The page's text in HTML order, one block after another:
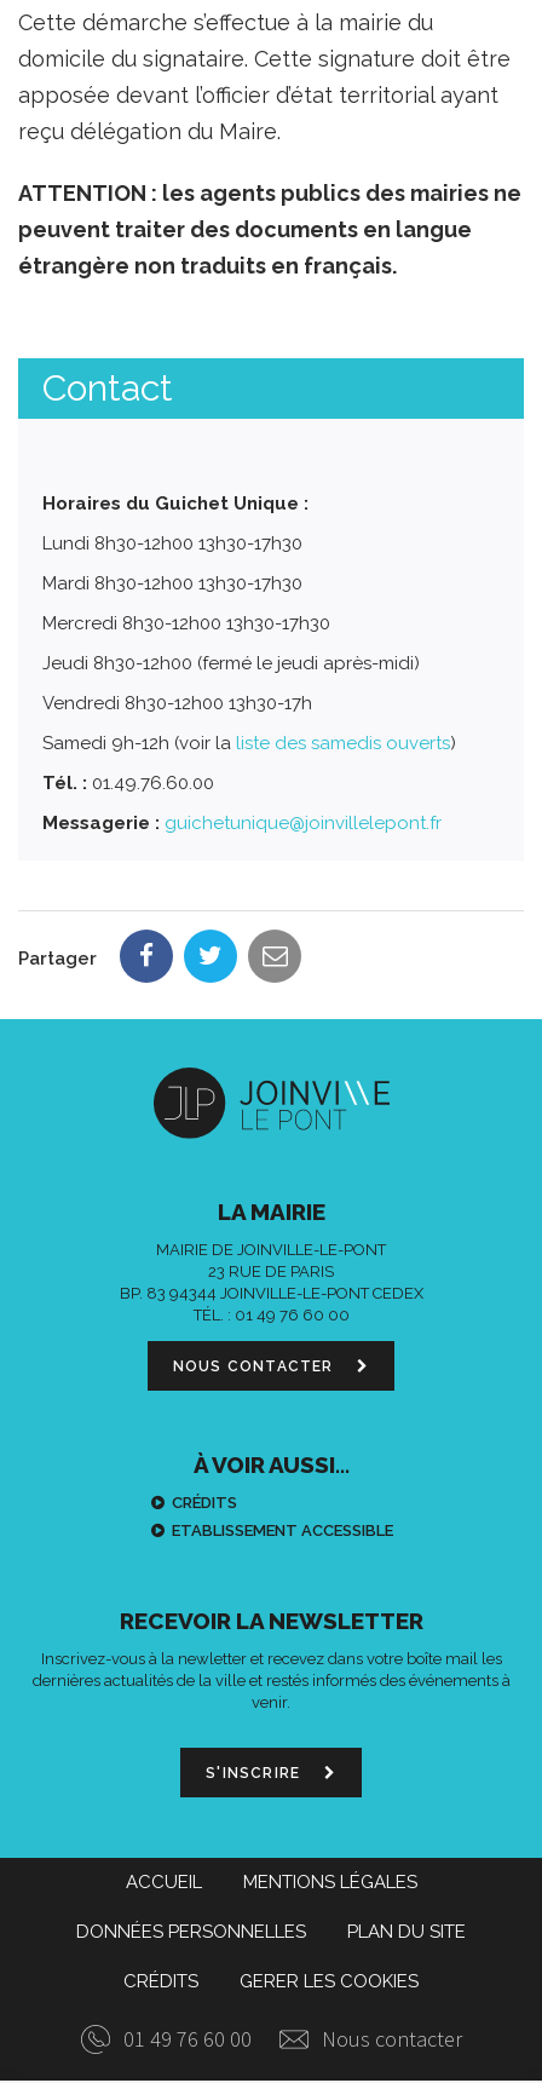
Cette démarche s’effectue à la mairie du
domicile du signataire. Cette signature doit être
apposée devant l’officier d’état territorial ayant
reçu délégation du Maire.
ATTENTION : les agents publics des mairies ne
peuvent traiter des documents en langue
étrangère non traduits en français.
Contact
Horaires du Guichet Unique :
Lundi 8h30-12h00 13h30-17h30
Mardi 8h30-12h00 13h30-17h30
Mercredi 8h30-12h00 13h30-17h30
Jeudi 8h30-12h00 (fermé le jeudi après-midi)
Vendredi 8h30-12h00 13h30-17h
Samedi 9h-12h (voir la liste des samedis ouverts)
Tél. : 01.49.76.60.00
Messagerie : guichetunique@joinvillelepont.fr
Partager
LA MAIRIE
MAIRIE DE JOINVILLE-LE-PONT
23 RUE DE PARIS
BP. 83 94344 JOINVILLE-LE-PONT CEDEX
TÉL. : 01 49 76 60 00
NOUS CONTACTER
À VOIR AUSSI...
CRÉDITS
ETABLISSEMENT ACCESSIBLE
RECEVOIR LA NEWSLETTER
Inscrivez-vous à la newletter et recevez dans votre boîte mail les
dernières actualités de la ville et restés informés des événements à
venir.
S'INSCRIRE
ACCUEIL MENTIONS LÉGALES
DONNÉES PERSONNELLES PLAN DU SITE
CRÉDITS GERER LES COOKIES
01 49 76 60 00 Nous contacter